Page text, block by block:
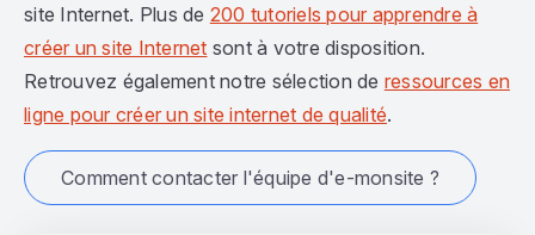
site Internet. Plus de 200 tutoriels pour apprendre à
créer un site Internet sont à votre disposition.
Retrouvez également notre sélection de ressources en
ligne pour créer un site internet de qualité.
Comment contacter l'équipe d'e-monsite ?